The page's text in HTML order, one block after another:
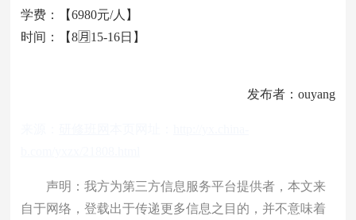
学费：【6980元/人】
时间：【8🈷15-16日】
发布者：ouyang
声明：我方为第三方信息服务平台提供者，本文来
自于网络，登载出于传递更多信息之目的，并不意味着